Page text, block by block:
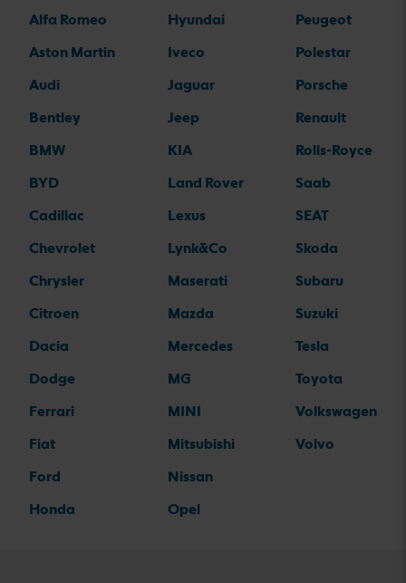
Alfa Romeo
Aston Martin
Audi
Bentley
BMW
BYD
Cadillac
Chevrolet
Chrysler
Citroen
Dacia
Dodge
Ferrari
Fiat
Ford
Honda
Hyundai
Iveco
Jaguar
Jeep
KIA
Land Rover
Lexus
Lynk&Co
Maserati
Mazda
Mercedes
MG
MINI
Mitsubishi
Nissan
Opel
Peugeot
Polestar
Porsche
Renault
Rolls-Royce
Saab
SEAT
Skoda
Subaru
Suzuki
Tesla
Toyota
Volkswagen
Volvo